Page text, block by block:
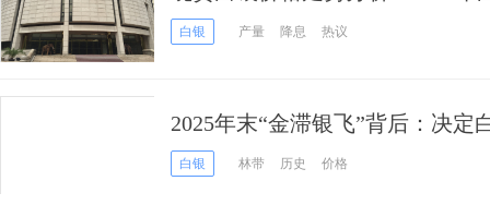
的终极目标？警惕这或许只是“
白银 产量 降息 热议
2025年末“金滞银飞”背后：决定
全不同的逻辑
白银 林带 历史 价格